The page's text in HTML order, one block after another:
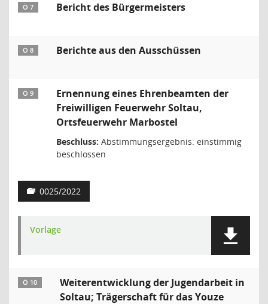
Ö 7 Bericht des Bürgermeisters
Ö 8 Berichte aus den Ausschüssen
Ö 9
Ernennung eines Ehrenbeamten der
Freiwilligen Feuerwehr Soltau,
Ortsfeuerwehr Marbostel
Beschluss: Abstimmungsergebnis: einstimmig
beschlossen
0025/2022
Vorlage
Ö 10
Weiterentwicklung der Jugendarbeit in
Soltau; Trägerschaft für das Youze